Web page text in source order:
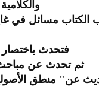
مسائل في
فتحدث
ثم تحدث عن مباحث
عن" منطق